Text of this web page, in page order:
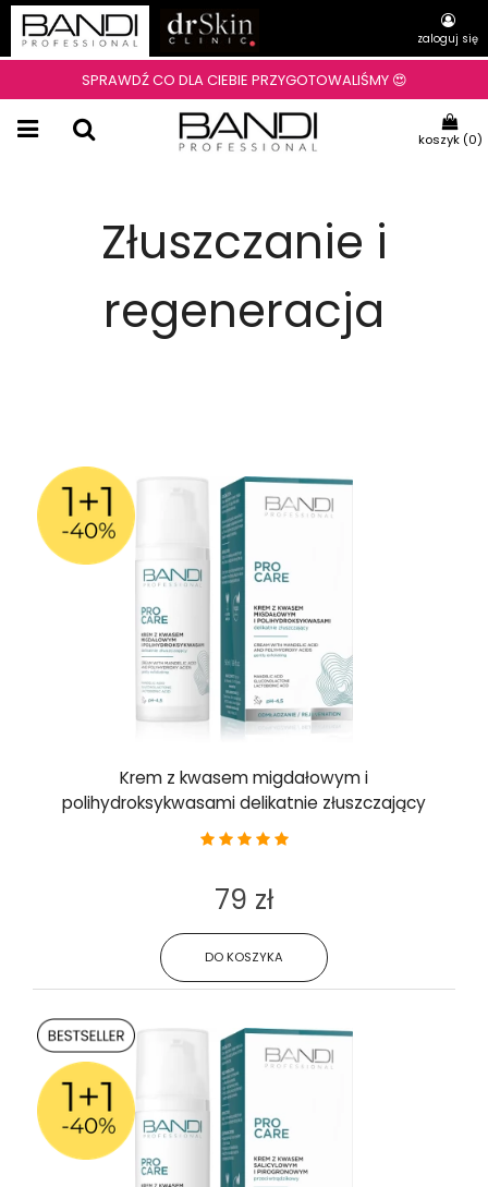
zaloguj się
SPRAWDŹ CO DLA CIEBIE PRZYGOTOWALIŚMY 😍
koszyk (0)
Złuszczanie i
regeneracja
Krem z kwasem migdałowym i
polihydroksykwasami delikatnie złuszczający
DO KOSZYKA
79 zł